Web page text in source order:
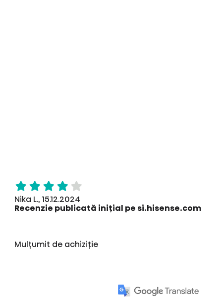
Nika L., 15.12.2024
Recenzie publicată inițial pe si.hisense.com
Mulțumit de achiziție